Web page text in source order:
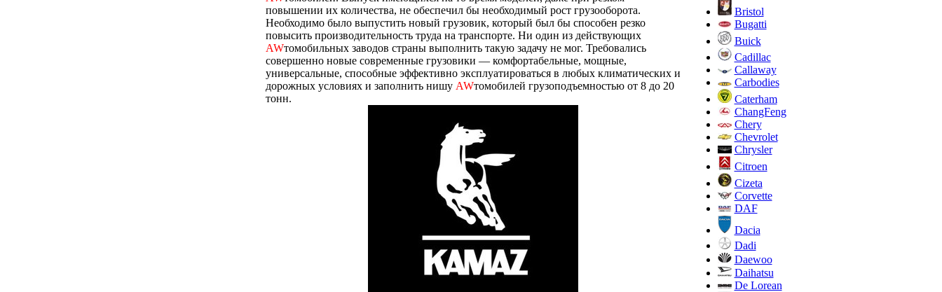
повышении их количества, не обеспечил бы необходимый рост грузооборота.
Необходимо было выпустить новый грузовик, который был бы способен резко
повысить производительность труда на транспорте. Ни один из действующих
AWтомобильных заводов страны выполнить такую задачу не мог. Требовались
совершенно новые современные грузовики — комфортабельные, мощные,
универсальные, способные эффективно эксплуатироваться в любых климатических и
дорожных условиях и заполнить нишу AWтомобилей грузоподъемностью от 8 до 20
тонн.
Bristol
Bugatti
Buick
Cadillac
Callaway
Carbodies
Caterham
ChangFeng
Chery
Chevrolet
Chrysler
Citroen
Cizeta
Corvette
DAF
Dacia
Dadi
Daewoo
Daihatsu
De Lorean